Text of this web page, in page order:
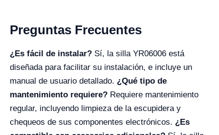
Preguntas Frecuentes
¿Es fácil de instalar? Sí, la silla YR06006 está
diseñada para facilitar su instalación, e incluye un
manual de usuario detallado. ¿Qué tipo de
mantenimiento requiere? Requiere mantenimiento
regular, incluyendo limpieza de la escupidera y
chequeos de sus componentes electrónicos. ¿Es